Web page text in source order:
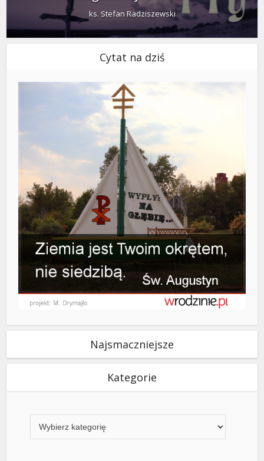
ks. Stefan Radziszewski
Cytat na dziś
Najsmaczniejsze
Kategorie